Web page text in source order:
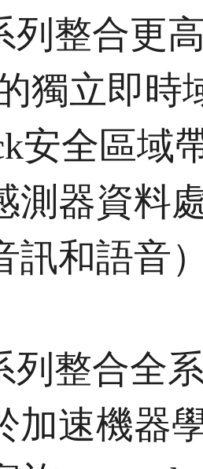
列整合更
獨立即時
安全區域
測器資料
訊和語音
列整合全
加速機器